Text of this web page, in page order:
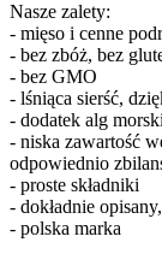
Nasze zalety:
- mięso i cenne
- bez zbóż, bez
- bez GMO
- lśniąca sierść,
- dodatek alg
- niska zawartość
odpowiednio
- proste składniki
- dokładnie
- polska marka